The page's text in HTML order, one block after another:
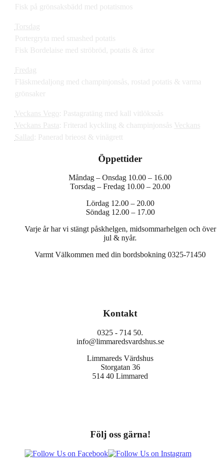
Fisk på grönsaksbädd med potatismos
Torsdag
Portergryta med smashed potatis
Fisk Bordelaise med ströbröd, potatis & ärtor
Fredag
Fläskmedaljong med champinjonsås, rostad potatis & varma
grönsaker
Veckans Vego : Pastagratäng med kall vitlökssås
Veckans Pasta : Friterad kyckling & champinjonsås Veckans
Sallad : Panerad brieost & vinägrett
Öppettider
Måndag – Onsdag 10.00 – 16.00
Torsdag – Fredag 10.00 – 20.00
Lördag 12.00 – 20.00
Söndag 12.00 – 17.00
Varje år har vi stängt påskhelgen, midsommarhelgen och över
jul & nyår.
Varmt Välkommen med din bordsbokning 0325-71450
Kontakt
0325 - 714 50.
info@limmaredsvardshus.se
Limmareds Värdshus
Storgatan 36
514 40 Limmared
Följ oss gärna!